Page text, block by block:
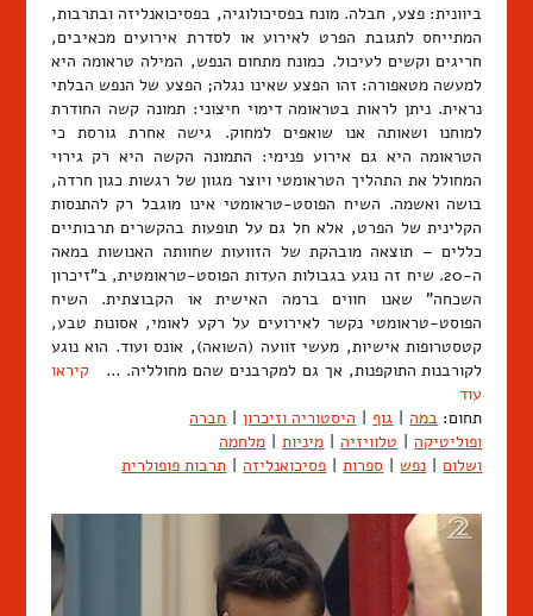
ביוונית: פצע, חבלה. מונח בפסיכולוגיה, בפסיכואנליזה ובתרבות,
המתייחס לתגובת הפרט לאירוע או לסדרת אירועים מכאיבים,
חריגים וקשים לעיכול. כמונח מתחום הנפש, המילה טראומה היא
למעשה מטאפורה: זהו הפצע שאינו נגלה; הפצע של הנפש הבלתי
נראית. ניתן לראות בטראומה דימוי חיצוני: תמונה קשה החודרת
למוחנו ושאותה אנו שואפים למחוק. גישה אחרת גורסת כי
הטראומה היא גם אירוע פנימי: התמונה הקשה היא רק גירוי
המחולל את התהליך הטראומטי ויוצר מגוון של רגשות כגון חרדה,
בושה ואשמה. השיח הפוסט-טראומטי אינו מוגבל רק להתנסות
הקלינית של הפרט, אלא חל גם על תופעות בהקשרים תרבותיים
כללים – תוצאה מובהקת של הזוועות שחוותה האנושות במאה
ה-20. שיח זה נוגע בגבולות העדות הפוסט-טראומטית, ב"זיכרון
השכחה" שאנו חווים ברמה האישית או הקבוצתית. השיח
הפוסט-טראומטי נקשר לאירועים על רקע לאומי, אסונות טבע,
קטסטרופות אישיות, מעשי זוועה (השואה), אונס ועוד. הוא נוגע
לקורבנות התוקפנות, אך גם למקרבנים שהם מחולליה. …קיראו
עוד
תחום: במה | גוף | היסטוריה וזיכרון | חברה
ופוליטיקה | טלוויזיה | מיניות | מלחמה
ושלום | נפש | ספרות | פסיכואנליזה | תרבות פופולרית